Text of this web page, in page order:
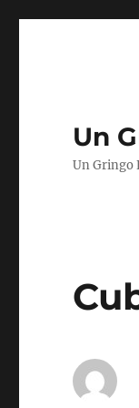
Un
Un Gringo